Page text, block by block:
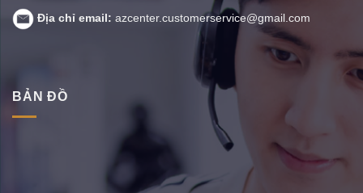
Địa chỉ email: azcenter.customerservice@gmail.com
BẢN ĐỒ